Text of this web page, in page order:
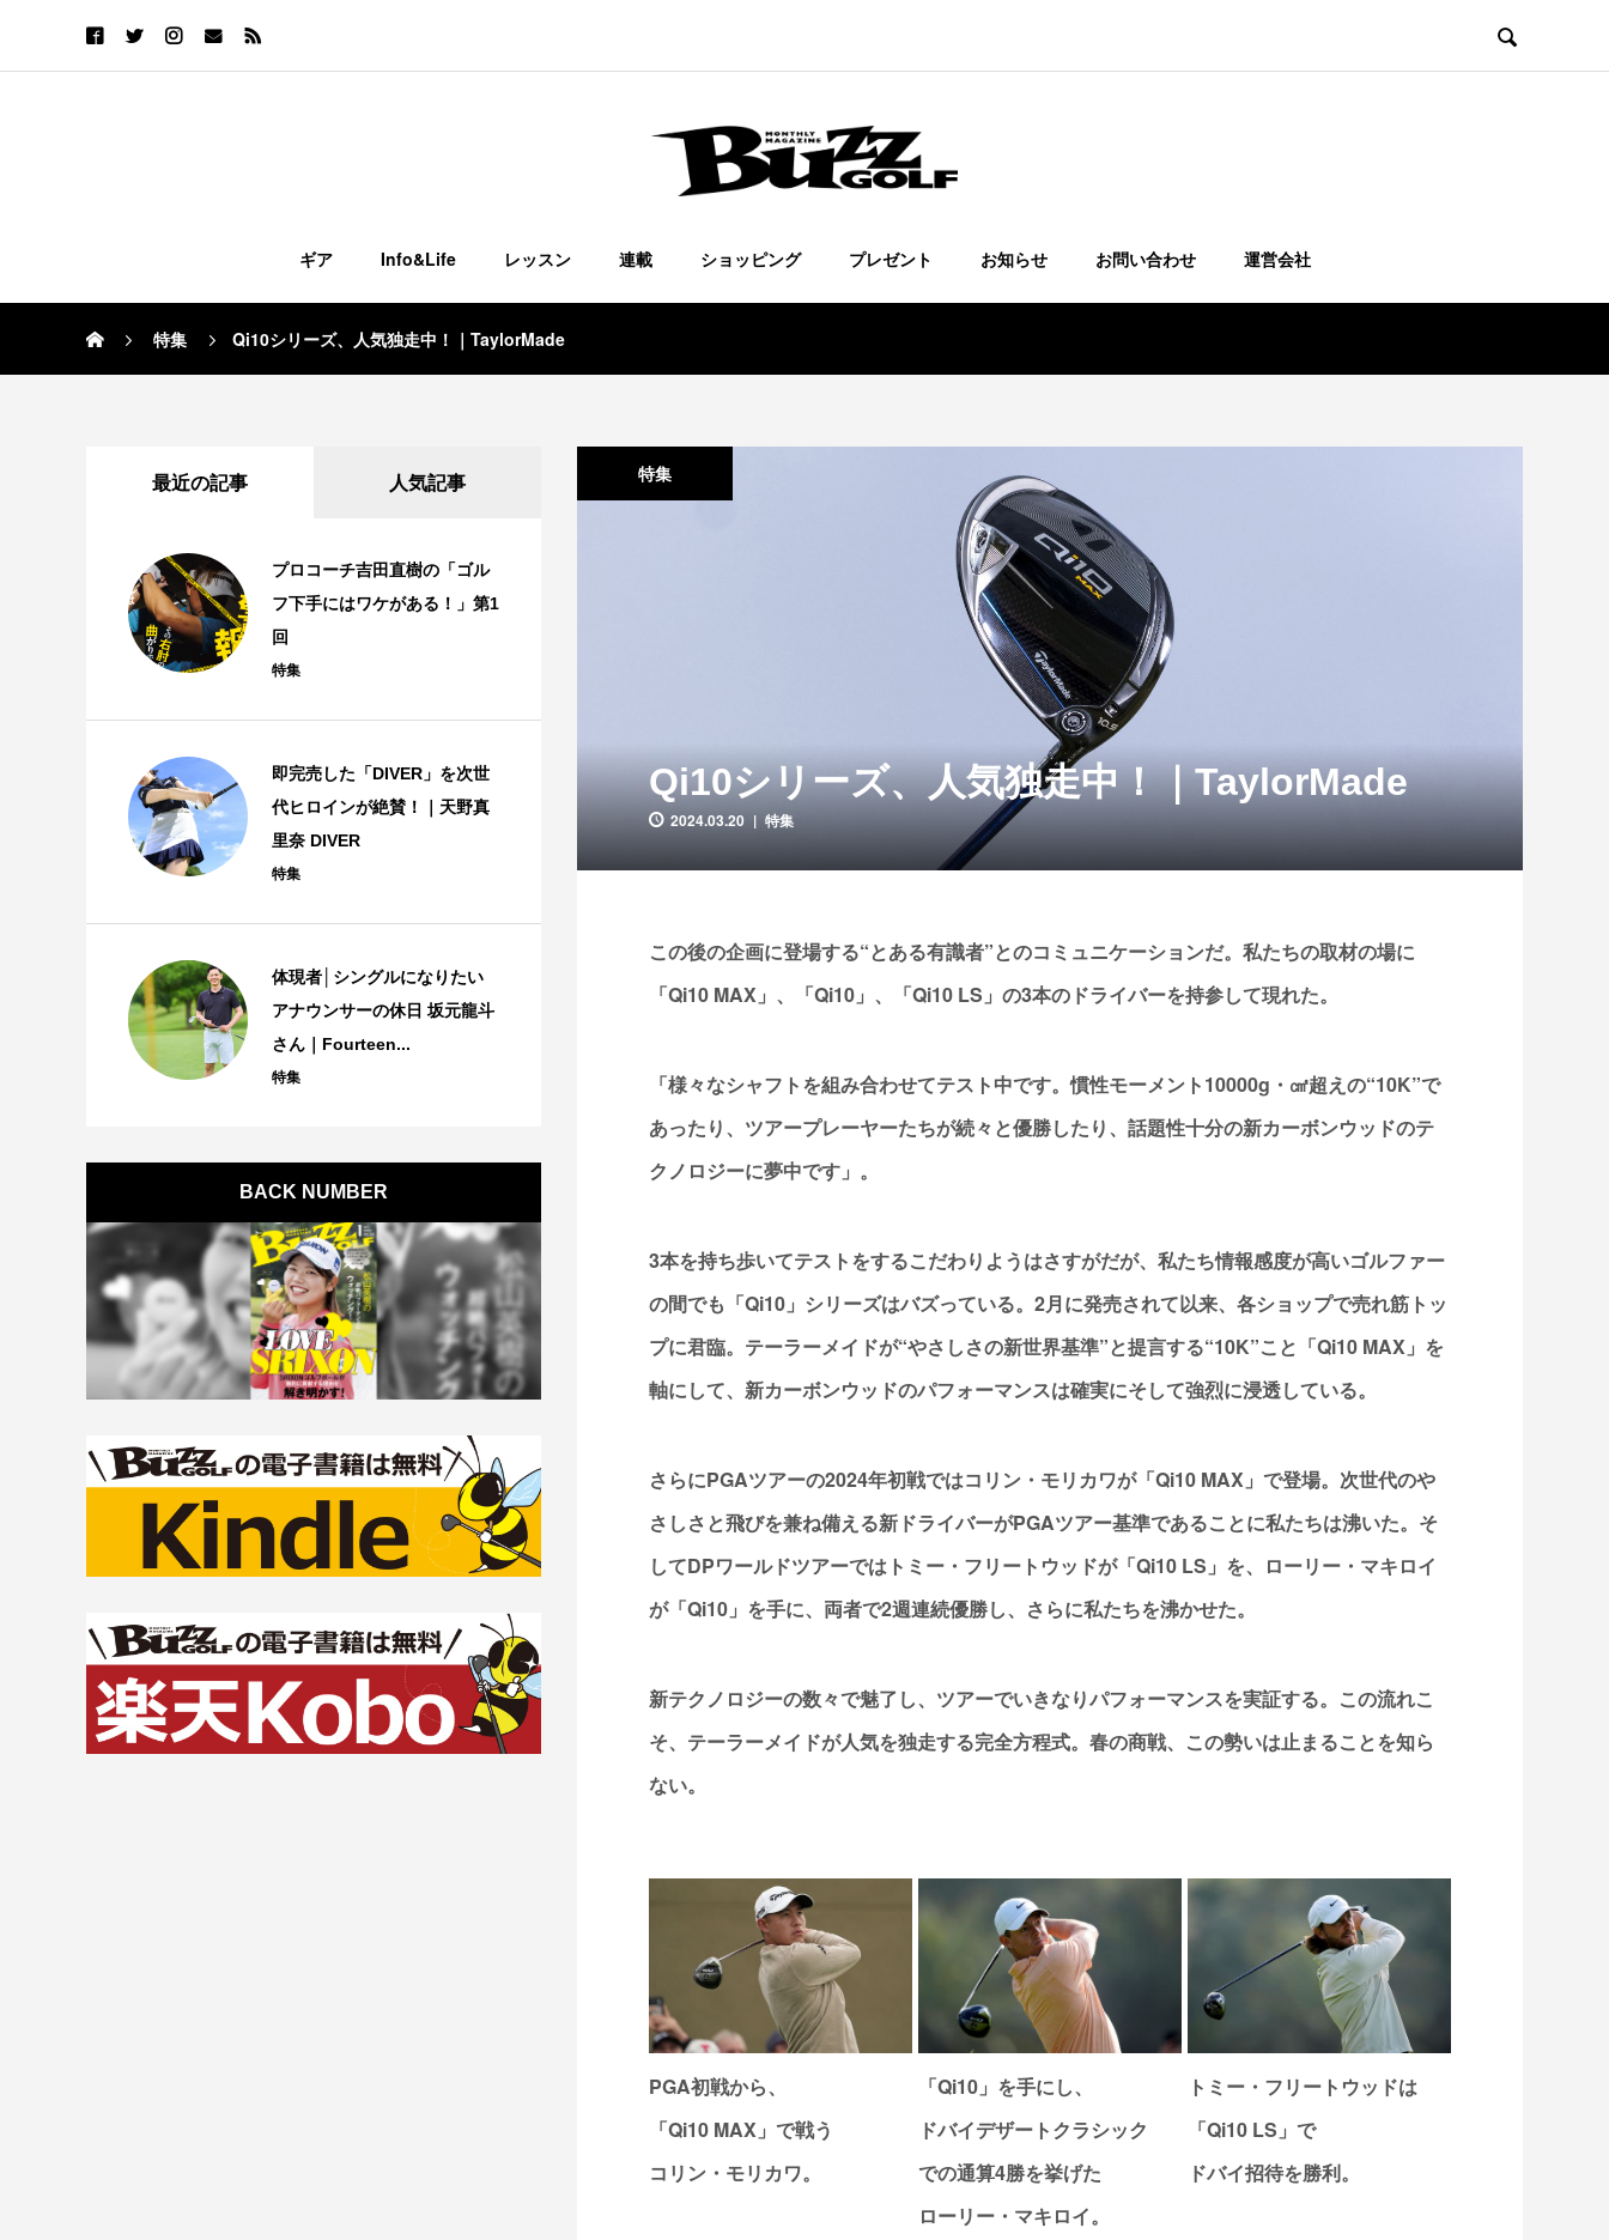

ギア Info&Life レッスン 連載 ショッピング プレゼント お知らせ お問い合わせ 運営会社
特集 Qi10シリーズ、人気独走中！｜TaylorMade
特集
Qi10シリーズ、人気独走中！｜TaylorMade
2024.03.20 特集
この後の企画に登場する“とある有識者”とのコミュニケーションだ。私たちの取材の場に
「Qi10 MAX」、「Qi10」、「Qi10 LS」の3本のドライバーを持参して現れた。
「様々なシャフトを組み合わせてテスト中です。慣性モーメント10000g・㎠超えの“10K”で
あったり、ツアープレーヤーたちが続々と優勝したり、話題性十分の新カーボンウッドのテ
クノロジーに夢中です」。
3本を持ち歩いてテストをするこだわりようはさすがだが、私たち情報感度が高いゴルファー
の間でも「Qi10」シリーズはバズっている。2月に発売されて以来、各ショップで売れ筋トッ
プに君臨。テーラーメイドが“やさしさの新世界基準”と提言する“10K”こと「Qi10 MAX」を
軸にして、新カーボンウッドのパフォーマンスは確実にそして強烈に浸透している。
さらにPGAツアーの2024年初戦ではコリン・モリカワが「Qi10 MAX」で登場。次世代のや
さしさと飛びを兼ね備える新ドライバーがPGAツアー基準であることに私たちは沸いた。そ
してDPワールドツアーではトミー・フリートウッドが「Qi10 LS」を、ローリー・マキロイ
が「Qi10」を手に、両者で2週連続優勝し、さらに私たちを沸かせた。
新テクノロジーの数々で魅了し、ツアーでいきなりパフォーマンスを実証する。この流れこ
そ、テーラーメイドが人気を独走する完全方程式。春の商戦、この勢いは止まることを知ら
ない。
PGA初戦から、
「Qi10 MAX」で戦う
コリン・モリカワ。
「Qi10」を手にし、
ドバイデザートクラシック
での通算4勝を挙げた
ローリー・マキロイ。
トミー・フリートウッドは
「Qi10 LS」で
ドバイ招待を勝利。
最近の記事 人気記事
プロコーチ吉田直樹の「ゴル
フ下手にはワケがある！」第1
回
特集
即完売した「DIVER」を次世
代ヒロインが絶賛！｜天野真
里奈 DIVER
特集
体現者│シングルになりたい
アナウンサーの休日 坂元龍斗
さん｜Fourteen...
特集
BACK NUMBER